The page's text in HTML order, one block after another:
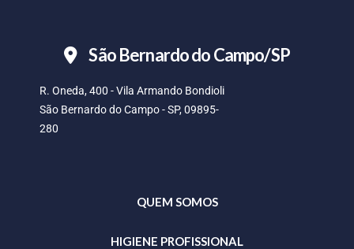
São Bernardo do Campo/SP
R. Oneda, 400 - Vila Armando Bondioli
São Bernardo do Campo - SP, 09895-
280
QUEM SOMOS
HIGIENE PROFISSIONAL